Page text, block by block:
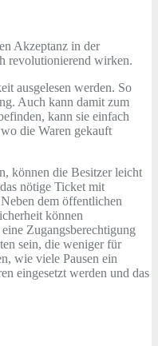
Akzeptanz in der
revolutionierend wirken.
ausgelesen werden. So
Auch kann damit zum
kann sie einfach
die Waren gekauft
können die Besitzer leicht
nötige Ticket mit
dem öffentlichen
können
Zugangsberechtigung
sein, die weniger für
wie viele Pausen ein
eingesetzt werden und das